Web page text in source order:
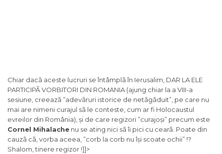
Chiar dacã aceste lucruri se întâmplã în Ierusalim, DAR LA ELE
PARTICIPÃ VORBITORI DIN ROMANIA (ajung chiar la a VIII-a
sesiune, creeazã ”adevãruri istorice de netãgãduit”, pe care nu
mai are nimeni curajul sã le conteste, cum ar fi Holocaustul
evreilor din România), și de care regizori ”curajoși” precum este
Cornel Mihalache nu se ating nici sã îi pici cu cearã. Poate din
cauzã cã, vorba aceea, ”corb la corb nu își scoate ochii” !?
Shalom, tinere regizor !]]>